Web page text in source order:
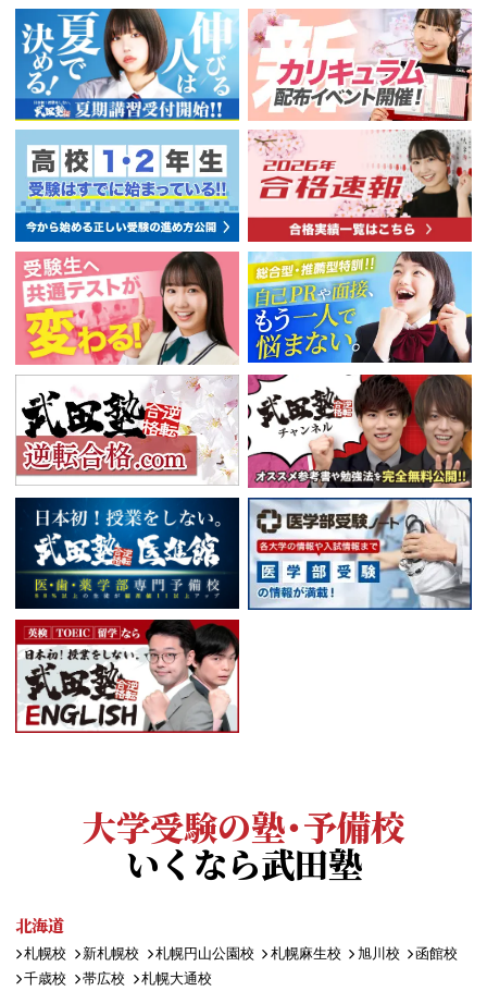
大学受験の塾・予備校
いくなら武田塾
北海道
札幌校 新札幌校 札幌円山公園校 札幌麻生校 旭川校
函館校
千歳校
帯広校 札幌大通校